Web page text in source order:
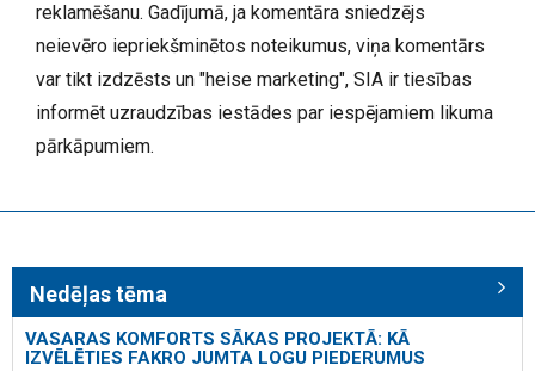
reklamēšanu. Gadījumā, ja komentāra sniedzējs
neievēro iepriekšminētos noteikumus, viņa komentārs
var tikt izdzēsts un "heise marketing", SIA ir tiesības
informēt uzraudzības iestādes par iespējamiem likuma
pārkāpumiem.
Nedēļas tēma
VASARAS KOMFORTS SĀKAS PROJEKTĀ: KĀ
IZVĒLĒTIES FAKRO JUMTA LOGU PIEDERUMUS